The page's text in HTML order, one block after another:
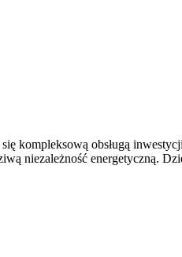
kompleksową obsługą
niezależność energetyczną.